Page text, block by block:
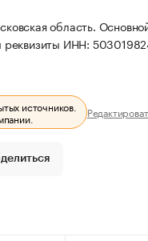
область.
реквизиты ИНН:
источников.